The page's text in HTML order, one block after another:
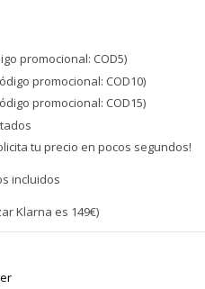
promocional: COD5)
promocional: COD10)
promocional: COD15)
tu precio en pocos segundos!
incluidos
Klarna es 149€)